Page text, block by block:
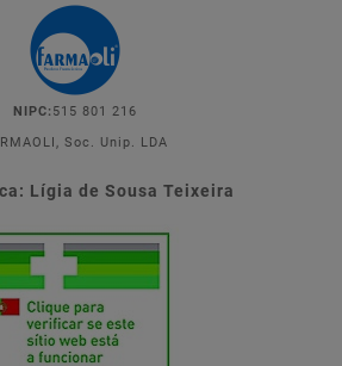
NIPC: 515 801 216
Soc. Unip. LDA
Lígia de Sousa Teixeira